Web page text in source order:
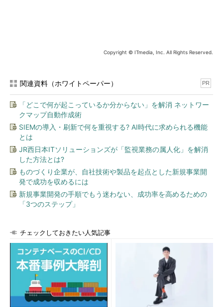
Copyright © ITmedia, Inc. All Rights Reserved.
関連資料（ホワイトペーパー） PR
「どこで何が起こっているか分からない」を解消 ネットワー
クマップ自動作成術
SIEMの導入・刷新で何を重視する? AI時代に求められる機能
とは
JR西日本ITソリューションズが「監視業務の属人化」を解消
した方法とは?
ものづくり企業が、自社技術や製品を起点とした新規事業開
発で成功を収めるには
新規事業開発の手順でもう迷わない、成功率を高めるための
「3つのステップ」
チェックしておきたい人気記事